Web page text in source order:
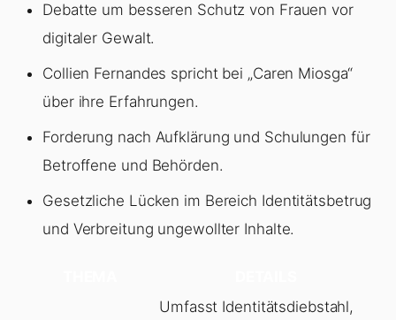
Debatte um besseren Schutz von Frauen vor
digitaler Gewalt.
Collien Fernandes spricht bei „Caren Miosga“
über ihre Erfahrungen.
Forderung nach Aufklärung und Schulungen für
Betroffene und Behörden.
Gesetzliche Lücken im Bereich Identitätsbetrug
und Verbreitung ungewollter Inhalte.
Umfasst Identitätsdiebstahl,